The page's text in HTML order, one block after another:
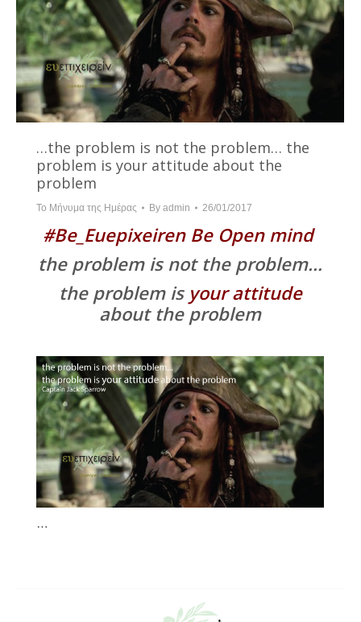
…the problem is not the problem… the
problem is your attitude about the
problem
Το Μήνυμα της Ημέρας By admin 26/01/2017
#Be_Euepixeiren Be Open mind
the problem is not the problem…
the problem is your attitude
about the problem
…